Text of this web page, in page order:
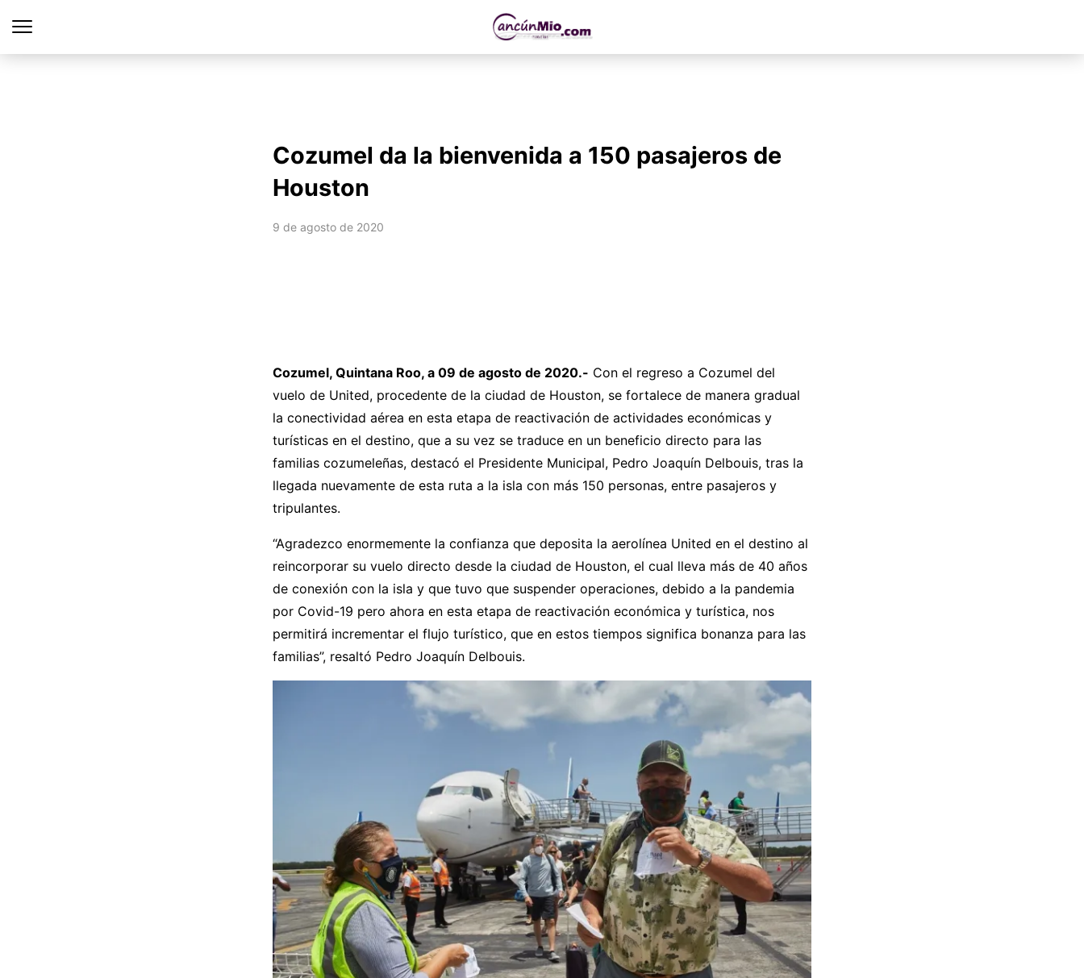
Cozumel da la bienvenida a 150 pasajeros de
Houston
9 de agosto de 2020
Cozumel, Quintana Roo, a 09 de agosto de 2020.- Con el regreso a Cozumel del
vuelo de United, procedente de la ciudad de Houston, se fortalece de manera gradual
la conectividad aérea en esta etapa de reactivación de actividades económicas y
turísticas en el destino, que a su vez se traduce en un beneficio directo para las
familias cozumeleñas, destacó el Presidente Municipal, Pedro Joaquín Delbouis, tras la
llegada nuevamente de esta ruta a la isla con más 150 personas, entre pasajeros y
tripulantes.
“Agradezco enormemente la confianza que deposita la aerolínea United en el destino al
reincorporar su vuelo directo desde la ciudad de Houston, el cual lleva más de 40 años
de conexión con la isla y que tuvo que suspender operaciones, debido a la pandemia
por Covid-19 pero ahora en esta etapa de reactivación económica y turística, nos
permitirá incrementar el flujo turístico, que en estos tiempos significa bonanza para las
familias”, resaltó Pedro Joaquín Delbouis.